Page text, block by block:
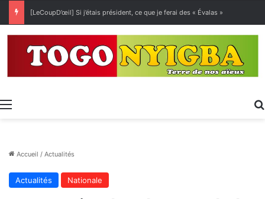
[LeCoupD’œil] Si j’étais président, ce que je ferai des « Évalas »
Menu
Accueil / Actualités
Actualités Nationale